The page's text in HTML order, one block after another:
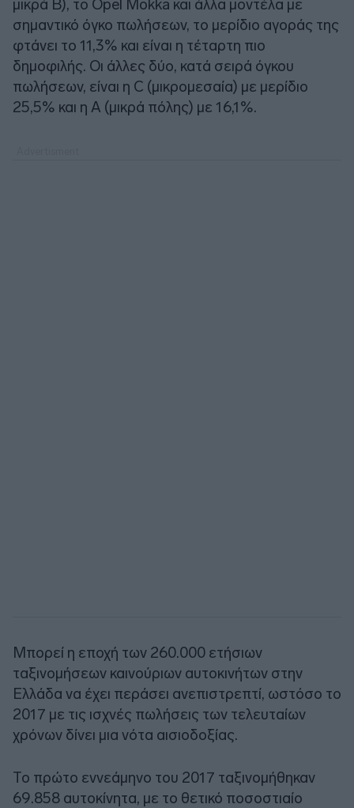
μικρά B), το Opel Mokka και άλλα μοντέλα με
σημαντικό όγκο πωλήσεων, το μερίδιο αγοράς της
φτάνει το 11,3% και είναι η τέταρτη πιο
δημοφιλής. Οι άλλες δύο, κατά σειρά όγκου
πωλήσεων, είναι η C (μικρομεσαία) με μερίδιο
25,5% και η A (μικρά πόλης) με 16,1%.
Μπορεί η εποχή των 260.000 ετήσιων
ταξινομήσεων καινούριων αυτοκινήτων στην
Ελλάδα να έχει περάσει ανεπιστρεπτί, ωστόσο το
2017 με τις ισχνές πωλήσεις των τελευταίων
χρόνων δίνει μια νότα αισιοδοξίας.
Το πρώτο εννεάμηνο του 2017 ταξινομήθηκαν
69.858 αυτοκίνητα, με το θετικό ποσοστιαίο